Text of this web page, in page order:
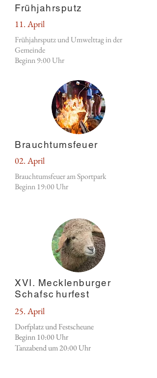
Frühjahrsputz
11. April
Frühjahrsputz und Umwelttag in der
Gemeinde
Beginn 9:00 Uhr
Brauchtumsfeuer
02. April
Brauchtumsfeuer am Sportpark
Beginn 19:00 Uhr
​XVI. Mecklenburger
Schafsc hurfest
25. April
Dorfplatz und Festscheune
Beginn 10:00 Uhr
Tanzabend um 20:00 Uhr